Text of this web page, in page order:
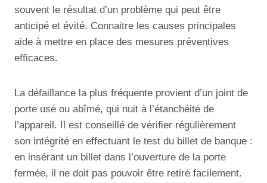
souvent le résultat d’un problème qui peut être
anticipé et évité. Connaitre les causes principales
aide à mettre en place des mesures préventives
efficaces.
La défaillance la plus fréquente provient d’un joint de
porte usé ou abîmé, qui nuit à l’étanchéité de
l’appareil. Il est conseillé de vérifier régulièrement
son intégrité en effectuant le test du billet de banque :
en insérant un billet dans l’ouverture de la porte
fermée, il ne doit pas pouvoir être retiré facilement.